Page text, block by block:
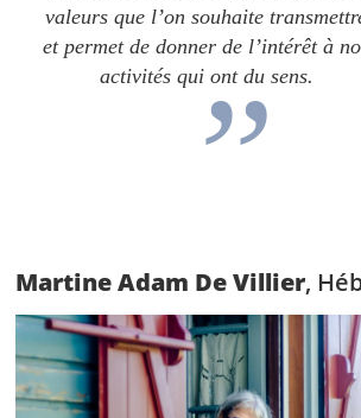
valeurs que l’on souhaite
et permet de donner de l’intérêt à
activités qui ont du sens.
Martine Adam De Villier,